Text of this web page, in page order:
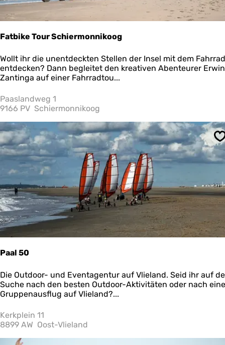
Fatbike Tour Schiermonnikoog
F
a
t
i
k
T
o
u
r
h
i
e
r
m
o
n
n
i
o
o
g
Wollt ihr die unentdeckten Stellen der Insel mit dem Fahrrad
entdecken? Dann begleitet den kreativen Abenteurer Erwin
Zantinga auf einer Fahrradtou...
Paaslandweg 1
9166 PV Schiermonnikoog
Paal 50
P
a
a
5
0
Die Outdoor- und Eventagentur auf Vlieland. Seid ihr auf
Suche nach den besten Outdoor-Aktivitäten oder nach
Gruppenausflug auf Vlieland?...
Kerkplein 11
8899 AW Oost-Vlieland